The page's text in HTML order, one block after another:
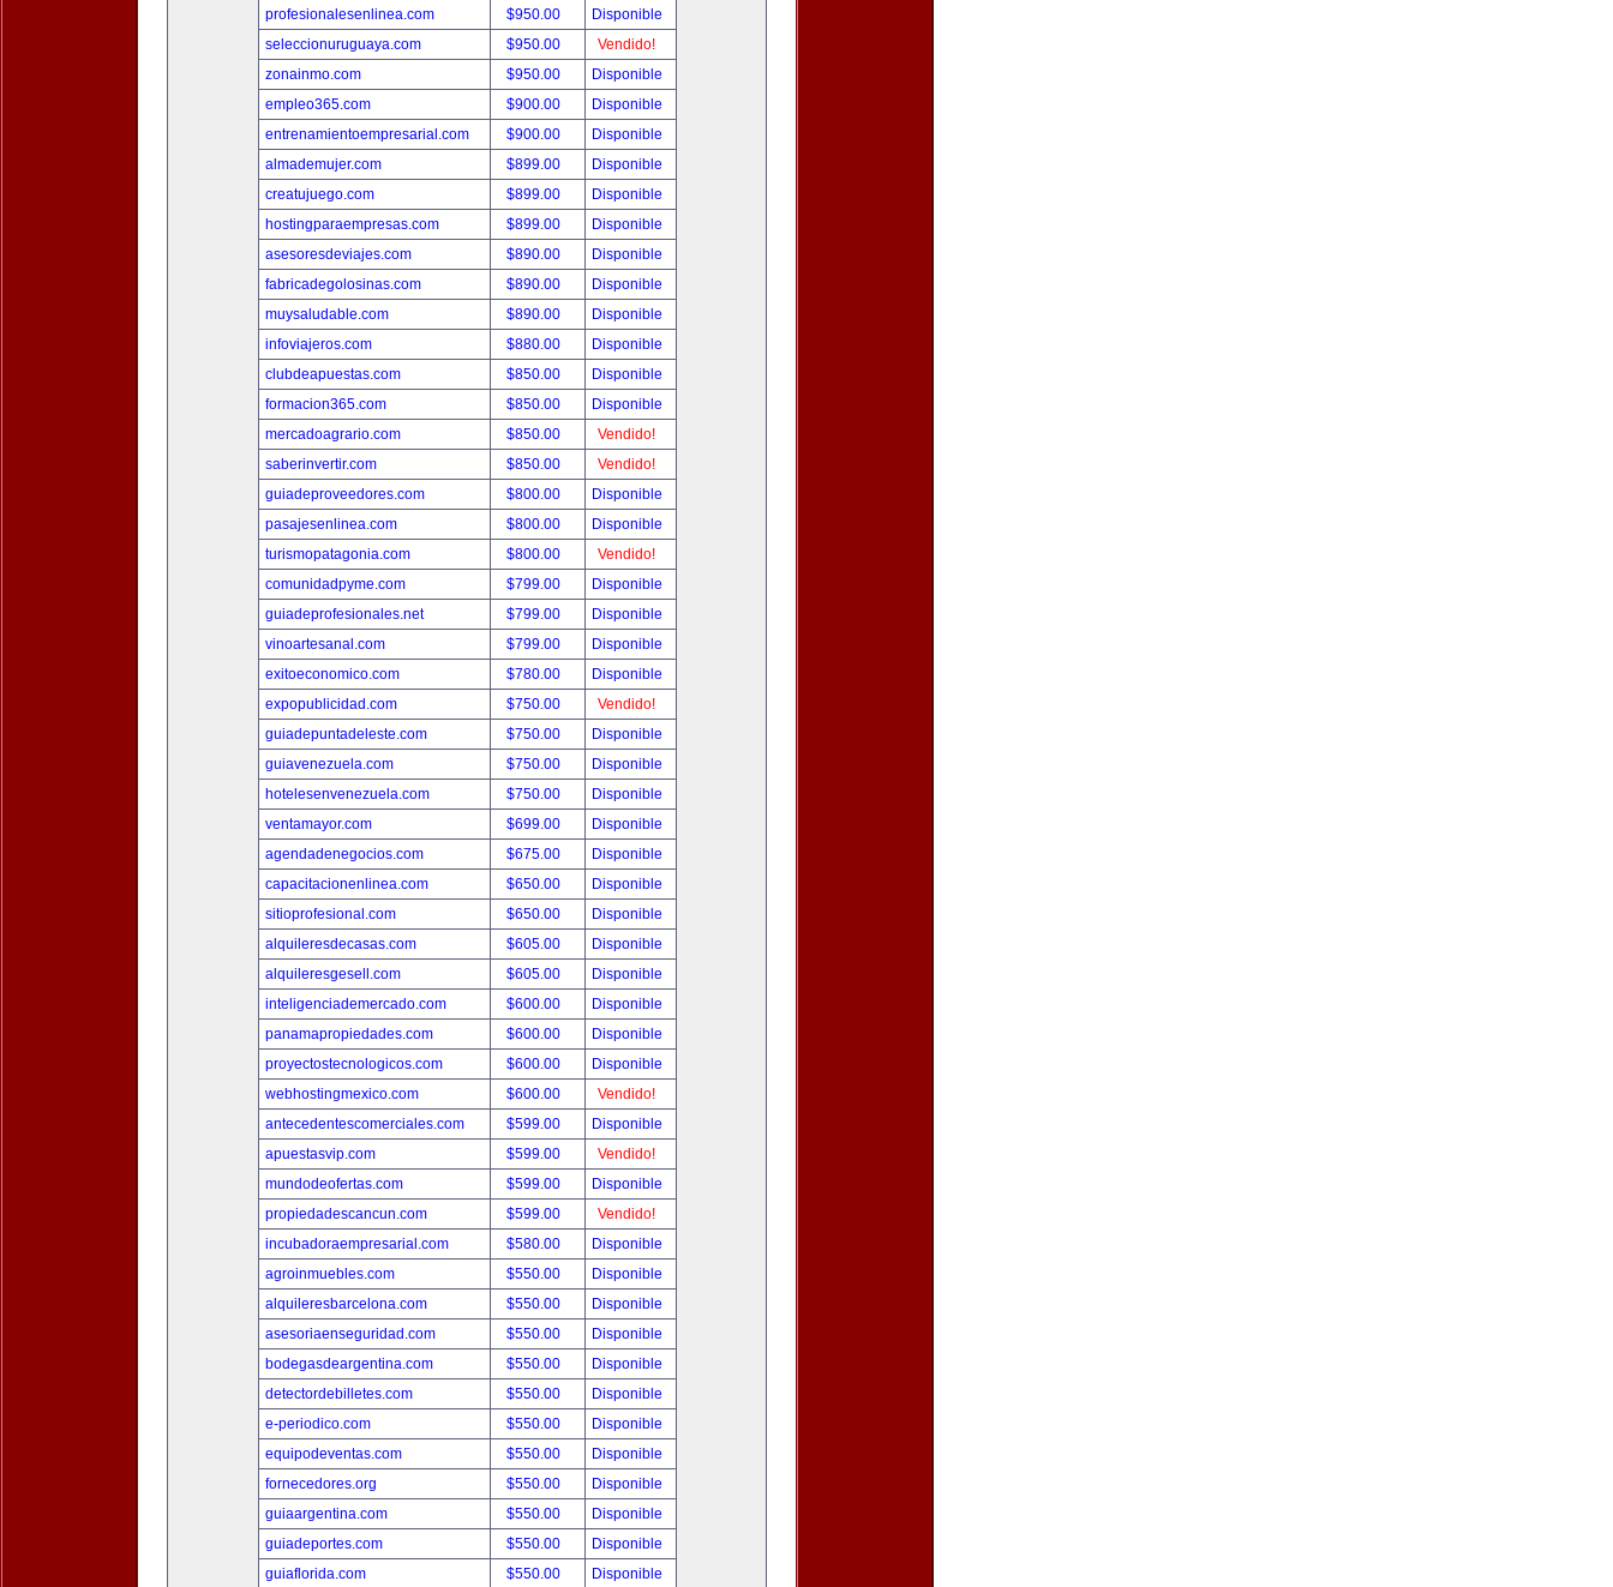
profesionalesenlinea.com
$950.00
Disponible
seleccionuruguaya.com
$950.00
Vendido!
zonainmo.com
$950.00
Disponible
empleo365.com
$900.00
Disponible
entrenamientoempresarial.com
$900.00
Disponible
almademujer.com
$899.00
Disponible
creatujuego.com
$899.00
Disponible
hostingparaempresas.com
$899.00
Disponible
asesoresdeviajes.com
$890.00
Disponible
fabricadegolosinas.com
$890.00
Disponible
muysaludable.com
$890.00
Disponible
infoviajeros.com
$880.00
Disponible
clubdeapuestas.com
$850.00
Disponible
formacion365.com
$850.00
Disponible
mercadoagrario.com
$850.00
Vendido!
saberinvertir.com
$850.00
Vendido!
guiadeproveedores.com
$800.00
Disponible
pasajesenlinea.com
$800.00
Disponible
turismopatagonia.com
$800.00
Vendido!
comunidadpyme.com
$799.00
Disponible
guiadeprofesionales.net
$799.00
Disponible
vinoartesanal.com
$799.00
Disponible
exitoeconomico.com
$780.00
Disponible
expopublicidad.com
$750.00
Vendido!
guiadepuntadeleste.com
$750.00
Disponible
guiavenezuela.com
$750.00
Disponible
hotelesenvenezuela.com
$750.00
Disponible
ventamayor.com
$699.00
Disponible
agendadenegocios.com
$675.00
Disponible
capacitacionenlinea.com
$650.00
Disponible
sitioprofesional.com
$650.00
Disponible
alquileresdecasas.com
$605.00
Disponible
alquileresgesell.com
$605.00
Disponible
inteligenciademercado.com
$600.00
Disponible
panamapropiedades.com
$600.00
Disponible
proyectostecnologicos.com
$600.00
Disponible
webhostingmexico.com
$600.00
Vendido!
antecedentescomerciales.com
$599.00
Disponible
apuestasvip.com
$599.00
Vendido!
mundodeofertas.com
$599.00
Disponible
propiedadescancun.com
$599.00
Vendido!
incubadoraempresarial.com
$580.00
Disponible
agroinmuebles.com
$550.00
Disponible
alquileresbarcelona.com
$550.00
Disponible
asesoriaenseguridad.com
$550.00
Disponible
bodegasdeargentina.com
$550.00
Disponible
detectordebilletes.com
$550.00
Disponible
e-periodico.com
$550.00
Disponible
equipodeventas.com
$550.00
Disponible
fornecedores.org
$550.00
Disponible
guiaargentina.com
$550.00
Disponible
guiadeportes.com
$550.00
Disponible
guiaflorida.com
$550.00 Disponible